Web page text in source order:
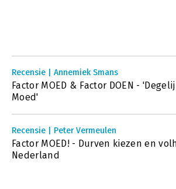
Recensie | Annemiek Smans
Factor MOED & Factor DOEN -
Moed'
Recensie | Peter Vermeulen
Factor MOED! - Durven kiezen en
Nederland